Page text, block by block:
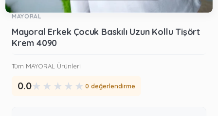
MAYORAL
Mayoral Erkek Çocuk Baskılı Uzun Kollu Tişört
Krem 4090
Tüm MAYORAL Ürünleri
0.0★ ★ ★ ★ ★ 0 değerlendirme